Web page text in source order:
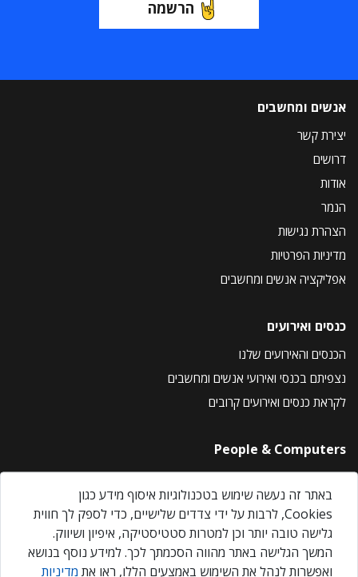
הרשמה
אנשים ומחשבים
יצירת קשר
דרושים
אודות
הנמר
הצהרת נגישות
מדיניות הפרטיות
אפליקציה אנשים ומחשבים
כנסים ואירועים
הכנסים והאירועים שלנו
נצפיתם בכנסי ואירועי אנשים ומחשבים
לקראת כנסים ואירועים קרובים
People & Computers
About Us
Privacy Policy
Contact Us
Our Events
באתר זה נעשה שימוש בטכנולוגיות איסוף מידע כגון
Cookies, לרבות על ידי צדדים שלישיים, כדי לספק לך חווית
גלישה טובה יותר וכן למטרות סטטיסטיקה, איפיון ושיווק.
המשך הגלישה באתר מהווה הסכמתך לכך. למידע נוסף בנושא
ואפשרות לנהל את השימוש באמצעים הללו, ראו את מדיניות